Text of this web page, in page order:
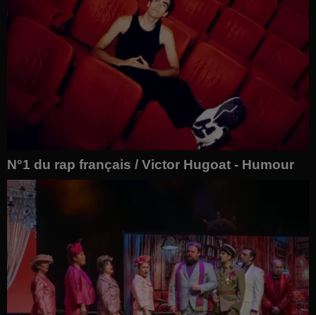
N°1 du rap français / Victor Hugoat - Humour